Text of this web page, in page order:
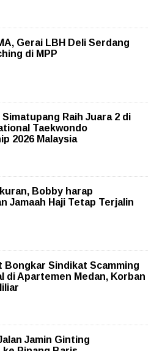
Gerai LBH Deli Serdang
di MPP
Simatupang Raih Juara 2 di
Taekwondo
2026 Malaysia
Bobby harap
Jamaah Haji Tetap Terjalin
Bongkar Sindikat Scamming
di Apartemen Medan, Korban
Jamin Ginting